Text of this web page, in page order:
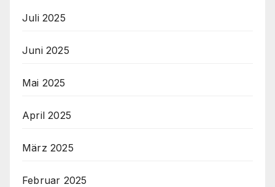
Juli 2025
Juni 2025
Mai 2025
April 2025
März 2025
Februar 2025